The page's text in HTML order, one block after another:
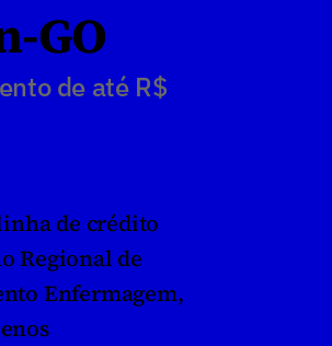
GO
de até R$
de crédito
Regional de
Enfermagem,